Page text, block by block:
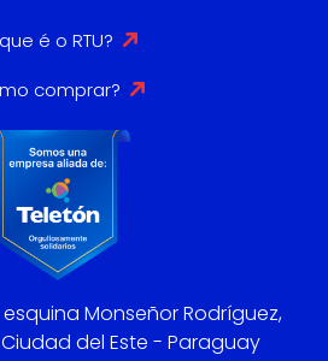
é o RTU?
comprar?
Monseñor Rodríguez,
del Este - Paraguay